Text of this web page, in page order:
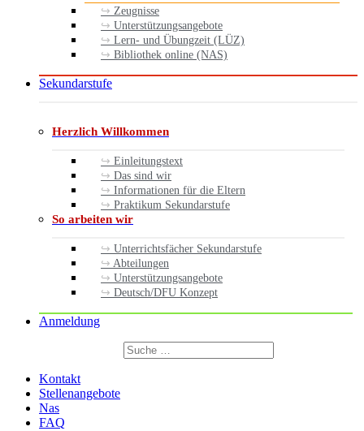
Zeugnisse
Unterstützungsangebote
Lern- und Übungzeit (LÜZ)
Bibliothek online (NAS)
Sekundarstufe
Herzlich Willkommen
Einleitungstext
Das sind wir
Informationen für die Eltern
Praktikum Sekundarstufe
So arbeiten wir
Unterrichtsfächer Sekundarstufe
Abteilungen
Unterstützungsangebote
Deutsch/DFU Konzept
Anmeldung
Suchen
nach:
Kontakt
Stellenangebote
Nas
FAQ